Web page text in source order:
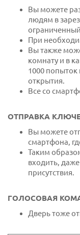
Вы можете
людям в
При
Вы также
комнату и в
1000 попыток
открытия.
Все со
ОТПРАВКА
Вы можете
смартфона,
Таким
входить,
присутствия.
ГОЛОСОВАЯ
Дверь тоже